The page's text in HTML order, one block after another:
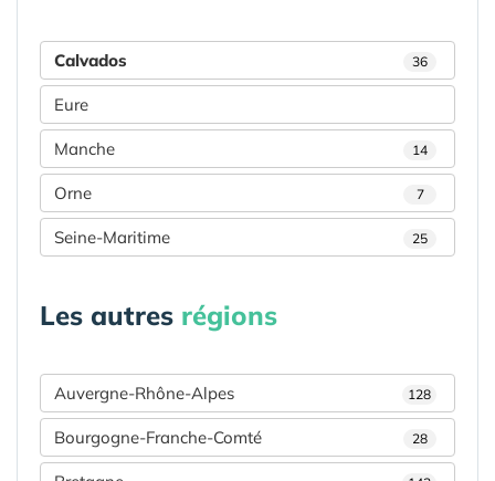
Calvados 36
Eure
Manche 14
Orne 7
Seine-Maritime 25
Les autres régions
Auvergne-Rhône-Alpes 128
Bourgogne-Franche-Comté 28